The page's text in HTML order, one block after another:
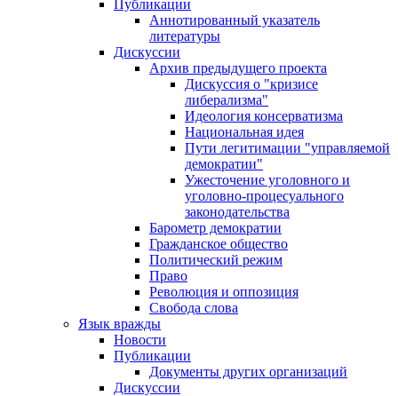
Публикации
Аннотированный указатель
литературы
Дискуссии
Архив предыдущего проекта
Дискуссия о "кризисе
либерализма"
Идеология консерватизма
Национальная идея
Пути легитимации "управляемой
демократии"
Ужесточение уголовного и
уголовно-процесуального
законодательства
Барометр демократии
Гражданское общество
Политический режим
Право
Революция и оппозиция
Свобода слова
Язык вражды
Новости
Публикации
Документы других организаций
Дискуссии